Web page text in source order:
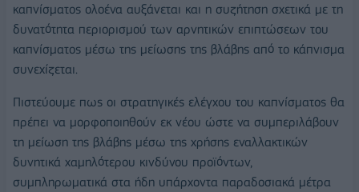
καπνίσματος ολοένα αυξάνεται και η συζήτηση σχετικά με τη
δυνατότητα περιορισμού των αρνητικών επιπτώσεων του
καπνίσματος μέσω της μείωσης της βλάβης από το κάπνισμα
συνεχίζεται.
Πιστεύουμε πως οι στρατηγικές ελέγχου του καπνίσματος θα
πρέπει να μορφοποιηθούν εκ νέου ώστε να συμπεριλάβουν
τη μείωση της βλάβης μέσω της χρήσης εναλλακτικών
δυνητικά χαμηλότερου κινδύνου προϊόντων,
συμπληρωματικά στα ήδη υπάρχοντα παραδοσιακά μέτρα